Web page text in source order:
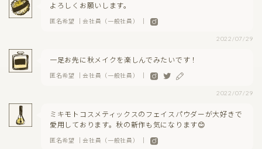
よろしくお願いします。
匿名希望 ｜会社員（一般社員） ｜
2022/07/29
一足お先に秋メイクを楽しんでみたいです！
匿名希望 ｜会社員（一般社員） ｜
2022/07/29
ミキモトコスメティックスのフェイスパウダーが大好きで
愛用しております。秋の新作も気になります😊
匿名希望 ｜会社員（一般社員） ｜